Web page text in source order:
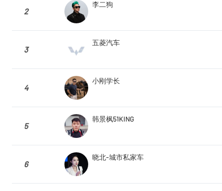
2
李二狗
3
五菱汽车
4
小刚学长
5
韩景枫51KING
6
晓北-城市私家车